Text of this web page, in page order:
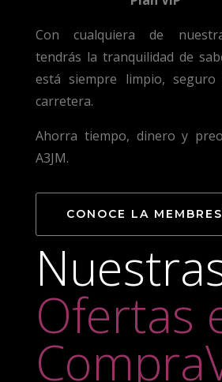
Con cualquiera de
tendrás la tranquilidad de
está siempre limpio,
carretera.
Ahorra tiempo, dinero y
A3JM.
CONOCE LA
Ofertas